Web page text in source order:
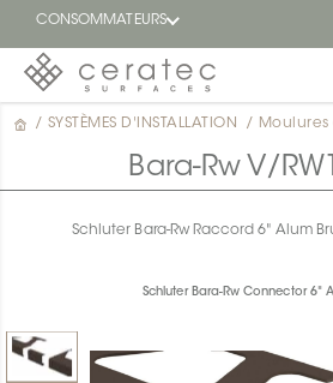
CONSOMMATEURS
En
vedette
un
/ SYSTÈMES D'INSTALLATION / Moulures
Bara-Rw V/
Schluter Bara-Rw Raccord 6" Alum
Schluter Bara-Rw Connector 6"